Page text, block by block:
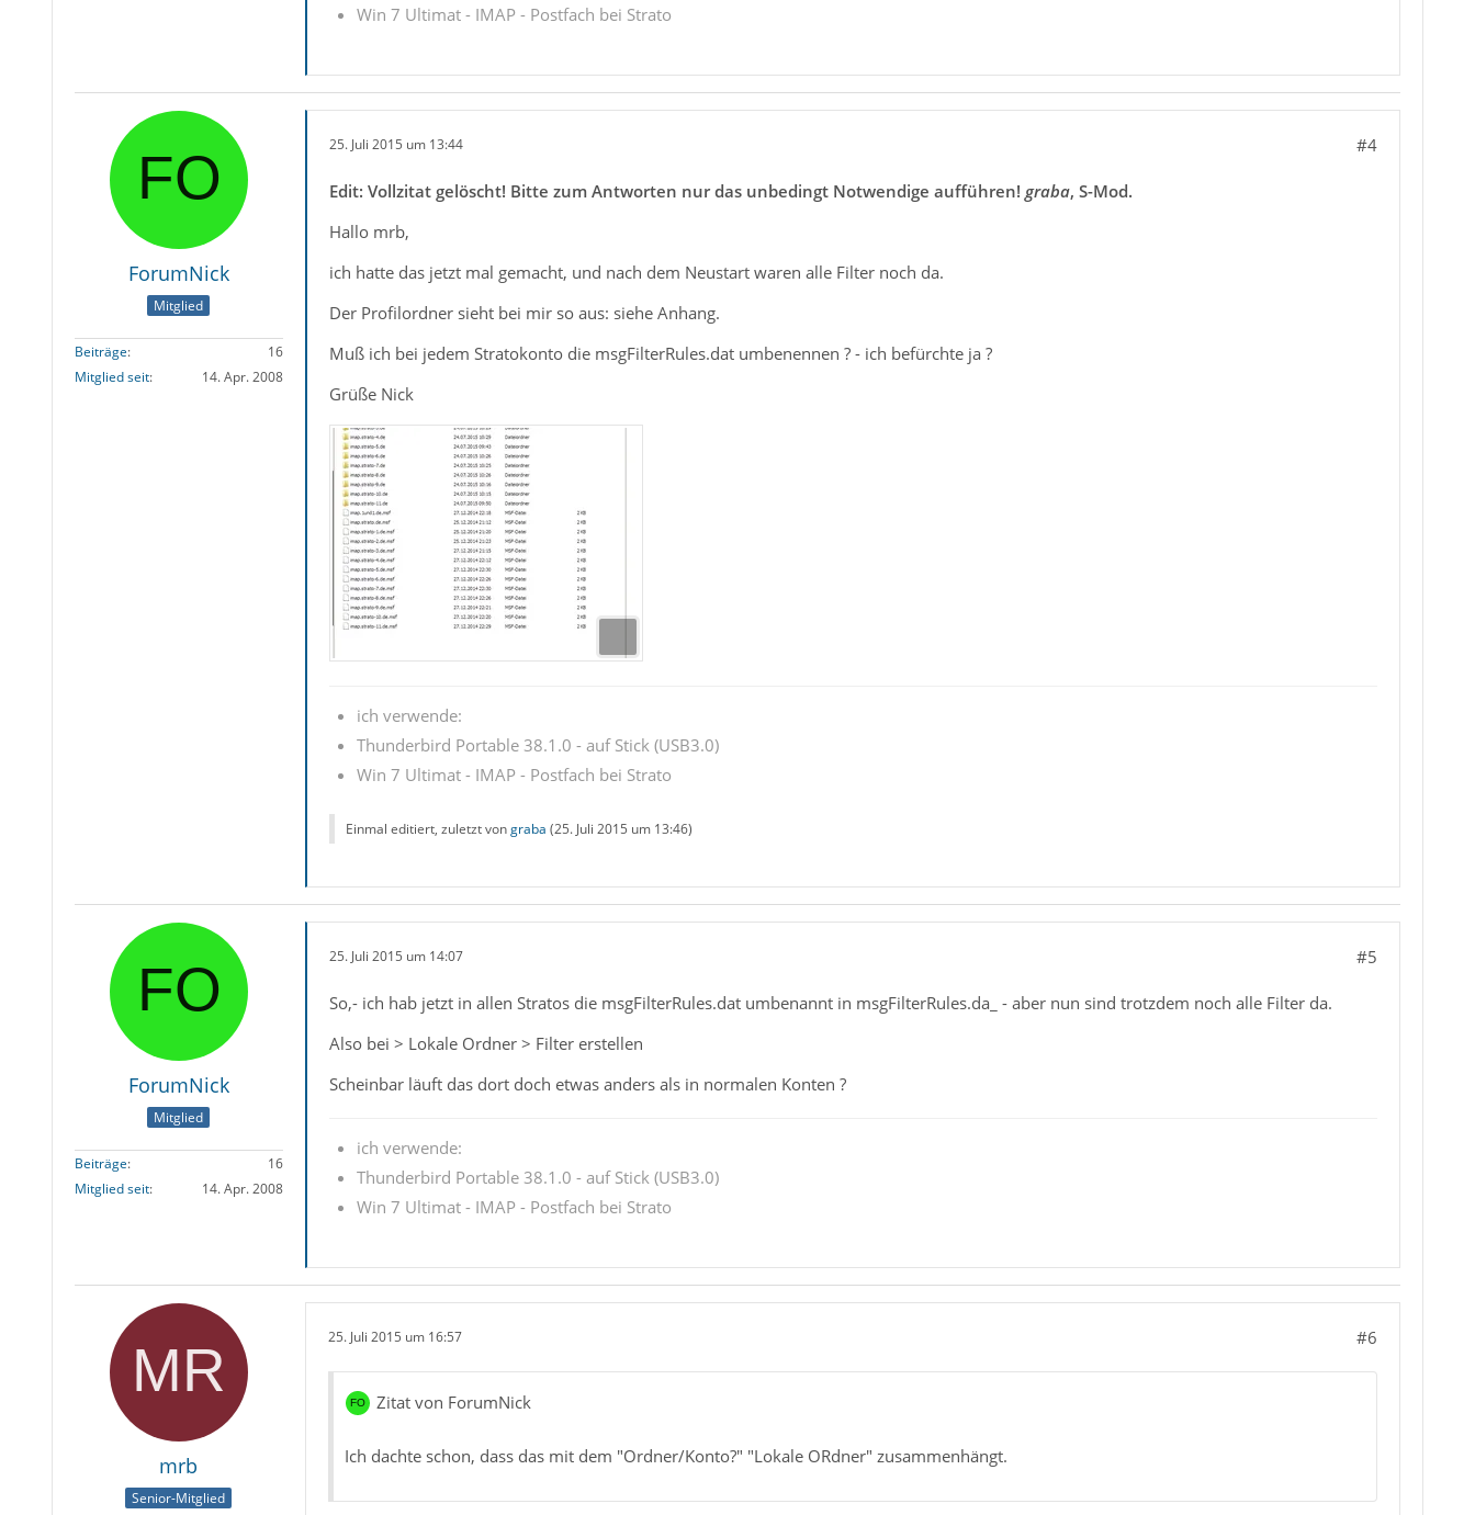
Win 7 Ultimat - IMAP - Postfach bei Strato
ForumNick
Mitglied
Beiträge
16
Mitglied seit
14. Apr. 2008
25. Juli 2015 um 13:44 #4
Edit: Vollzitat gelöscht! Bitte zum Antworten nur das unbedingt Notwendige aufführen! graba, S-Mod.
Hallo mrb,
ich hatte das jetzt mal gemacht, und nach dem Neustart waren alle Filter noch da.
Der Profilordner sieht bei mir so aus: siehe Anhang.
Muß ich bei jedem Stratokonto die msgFilterRules.dat umbenennen ? - ich befürchte ja ?
Grüße Nick
ich verwende:
Thunderbird Portable 38.1.0 - auf Stick (USB3.0)
Win 7 Ultimat - IMAP - Postfach bei Strato
Einmal editiert, zuletzt vongraba (25. Juli 2015 um 13:46)
ForumNick
Mitglied
Beiträge
16
Mitglied seit
14. Apr. 2008
25. Juli 2015 um 14:07 #5
So,- ich hab jetzt in allen Stratos die msgFilterRules.dat umbenannt in msgFilterRules.da_ - aber nun sind trotzdem noch alle Filter da.
Also bei > Lokale Ordner > Filter erstellen
Scheinbar läuft das dort doch etwas anders als in normalen Konten ?
ich verwende:
Thunderbird Portable 38.1.0 - auf Stick (USB3.0)
Win 7 Ultimat - IMAP - Postfach bei Strato
mrb
Senior-Mitglied
25. Juli 2015 um 16:57 #6
Zitat von ForumNick
Ich dachte schon, dass das mit dem "Ordner/Konto?" "Lokale ORdner" zusammenhängt.